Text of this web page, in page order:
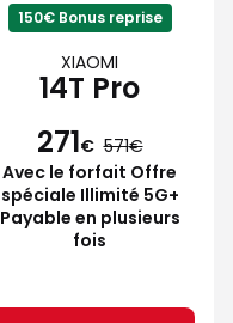
150€ Bonus reprise
XIAOMI
14T Pro
271€ 571
Avec le forfait Offre
spéciale Illimité 5G+
Payable en plusieurs
fois